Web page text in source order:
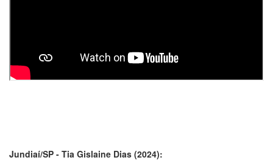
Jundiaí/SP - Tia Gislaine Dias (2024):